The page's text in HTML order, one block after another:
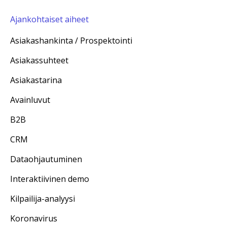
Ajankohtaiset aiheet
Asiakashankinta / Prospektointi
Asiakassuhteet
Asiakastarina
Avainluvut
B2B
CRM
Dataohjautuminen
Interaktiivinen demo
Kilpailija-analyysi
Koronavirus